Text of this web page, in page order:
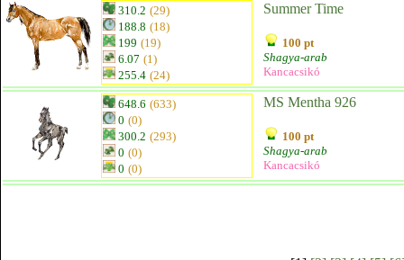
310.2 (29)
188.8 (18)
199 (19)
6.07 (1)
255.4 (24)
Summer Time
100 pt
Shagya-arab
Kancacsikó
648.6 (633)
0 (0)
300.2 (293)
0 (0)
0 (0)
MS Mentha 926
100 pt
Shagya-arab
Kancacsikó